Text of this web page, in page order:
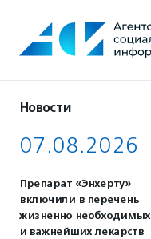
содержанию
Новости
07.08.2026
Препарат «Энхерту»
включили в перечень
жизненно необходимых
и важнейших лекарств